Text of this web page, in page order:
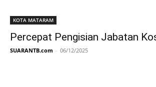
KOTA MATARAM
Percepat Pengisian Jabatan
SUARANTB.com - 06/12/2025